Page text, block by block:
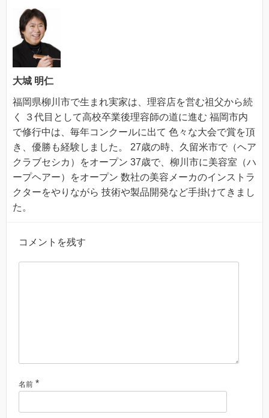
大城 明仁
福岡県柳川市で生まれ実家は、理容店を営む祖父から続
く ３代目として高校卒業後理容師の道に進む 福岡市内
で修行中は、毎年コンクールに出て 色々な大会で賞を頂
き、優勝も経験しました。 27歳の時、久留米市で（ヘア
クラブセシカ）をオープン 37歳で、柳川市に美容室（ハ
ープヘアー）をオープン 数社の美容メーカのインストラ
クターをやりながら 技術や製品開発など手掛けてきまし
た。
コメントを残す
名前 *